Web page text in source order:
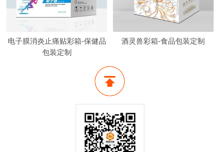
电子膜消炎止痛贴彩箱-保健品
包装定制
酒灵兽彩箱-食品包装定制